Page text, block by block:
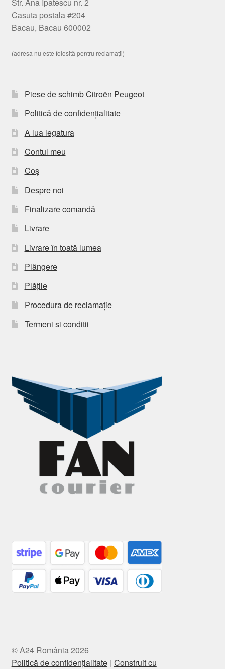
Casuta postala #204
Bacau, Bacau 600002
(adresa nu este folosită pentru reclamații)
Piese de schimb Citroën Peugeot
Politică de confidențialitate
A lua legatura
Contul meu
Coș
Despre noi
Finalizare comandă
Livrare
Livrare în toată lumea
Plângere
Plățile
Procedura de reclamație
Termeni si conditii
© A24 România 2026
Politică de confidențialitate Construit cu